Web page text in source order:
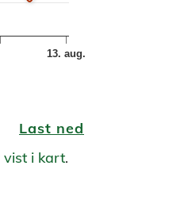
13. aug.
Last ned
vist i kart.